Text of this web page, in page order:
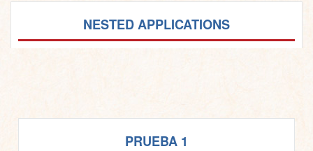
NESTED APPLICATIONS
PRUEBA 1